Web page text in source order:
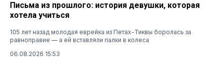
Письма из прошлого: история девушки, которая
хотела учиться
105 лет назад молодая еврейка из Петах-Тиквы боролась за
равноправие — а ей вставляли палки в колеса
06.08.2026 15:53